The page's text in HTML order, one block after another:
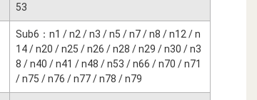
53
Sub6：n1 / n2 / n3 / n5 / n7 / n8 / n12 / n
14 / n20 / n25 / n26 / n28 / n29 / n30 / n3
8 / n40 / n41 / n48 / n53 / n66 / n70 / n71
/ n75 / n76 / n77 / n78 / n79